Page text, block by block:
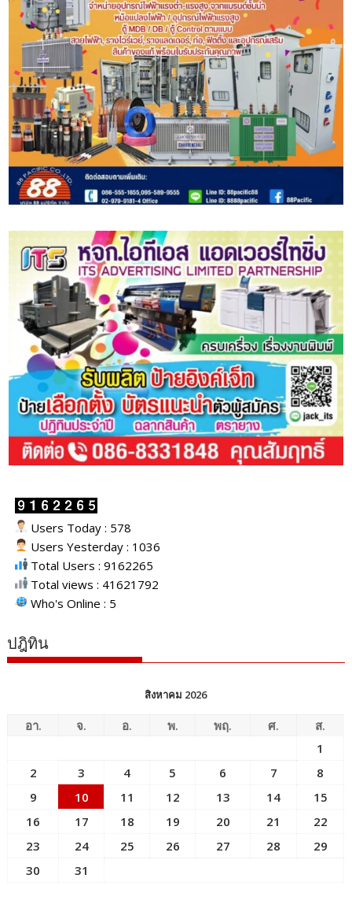
Users Today : 578
Users Yesterday : 1036
Total Users : 9162265
Total views : 41621792
Who's Online : 5
ปฎิทิน
สิงหาคม 2026
อา. จ. อ. พ. พฤ. ศ.
ส.
1
2
3 4 5 6 7
8
9
10 11 12 13 14
15
16
17 18 19 20 21
22
23
24 25 26 27 28
29
30
31